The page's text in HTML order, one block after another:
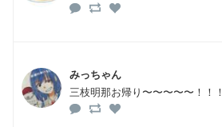
みっちゃん
三枝明那お帰り〜〜〜〜〜！！！